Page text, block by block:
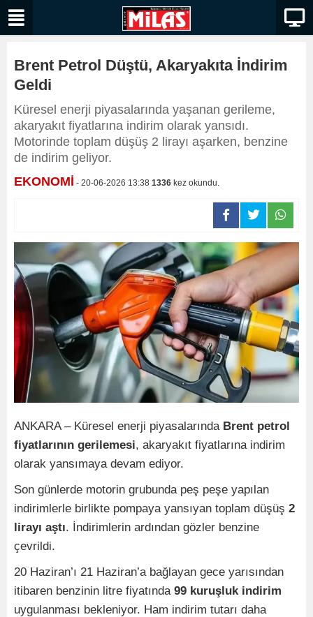
Brent Petrol Düştü, Akaryakıta İndirim
Geldi
Küresel enerji piyasalarında yaşanan gerileme,
akaryakıt fiyatlarına indirim olarak yansıdı.
Motorinde toplam düşüş 2 lirayı aşarken, benzine
de indirim geliyor.
EKONOMİ - 20-06-2026 13:38 1336 kez okundu.
ANKARA – Küresel enerji piyasalarında Brent petrol
fiyatlarının gerilemesi, akaryakıt fiyatlarına indirim
olarak yansımaya devam ediyor.
Son günlerde motorin grubunda peş peşe yapılan
indirimlerle birlikte pompaya yansıyan toplam düşüş 2
lirayı aştı. İndirimlerin ardından gözler benzine
çevrildi.
20 Haziran’ı 21 Haziran’a bağlayan gece yarısından
itibaren benzinin litre fiyatında 99 kuruşluk indirim
uygulanması bekleniyor. Ham indirim tutarı daha